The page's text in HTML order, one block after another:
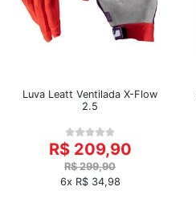
Luva Leatt Ventilada X-Flow
2.5
R$ 209,90
R$ 299,90
6x R$ 34,98